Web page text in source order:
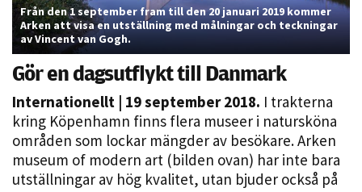
Från den 1 september fram till den 20 januari 2019 kommer
Arken att visa en utställning med målningar och teckningar
av Vincent van Gogh.
Gör en dagsutflykt till Danmark
Internationellt | 19 september 2018. I trakterna
kring Köpenhamn finns flera museer i natursköna
områden som lockar mängder av besökare. Arken
museum of modern art (bilden ovan) har inte bara
utställningar av hög kvalitet, utan bjuder också på